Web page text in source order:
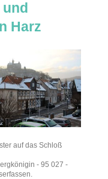
Harz
auf das Schloß
- 95 027 -